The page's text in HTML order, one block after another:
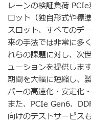
レーンの検証負荷
ロット（独自形式や標
スロット、すべてのデ
来の手法では非常に多
れらの課題に対し、次
ューションを提供しま
期間を大幅に短縮し、
バーの高速化・安定化
また、PCIe Gen6、
向けのテストサービス